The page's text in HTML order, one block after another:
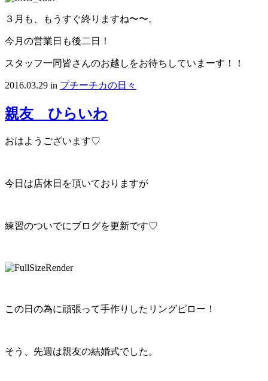
３月も、もうすぐ終りますね〜〜。
今月の営業日も後二日！
スタッフ一同皆さんのお越しをお待ちしていまーす！！
2016.03.29 in プチーチカの日々
親友 ひらいわ
おはようございます♡
今日は店休日を頂いておりますが
練習のついでにブログを更新です♡
この日の為に頑張って手作りしたリングピロー！
そう、先週は親友の結婚式でした。